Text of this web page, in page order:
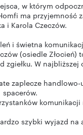
w którym
ma
i Karola Czeczów.
i świetna
(osiedle
W
zaplecze handlowo-
szybki wyjazd